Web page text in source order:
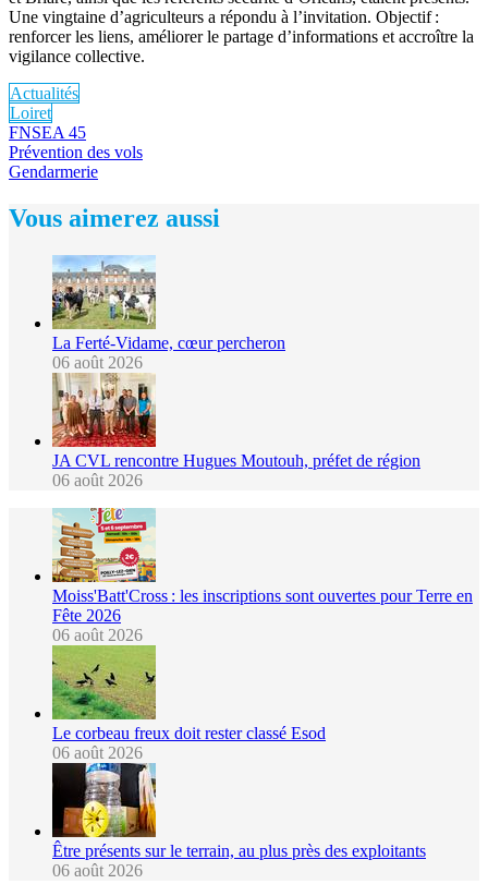
Une vingtaine d’agriculteurs a répondu à l’invitation. Objectif :
renforcer les liens, améliorer le partage d’informations et accroître la
vigilance collective.
Actualités
Loiret
FNSEA 45
Prévention des vols
Gendarmerie
Vous aimerez aussi
La Ferté-Vidame, cœur percheron
06 août 2026
JA CVL rencontre Hugues Moutouh, préfet de région
06 août 2026
Moiss'Batt'Cross : les inscriptions sont ouvertes pour Terre en
Fête 2026
06 août 2026
Le corbeau freux doit rester classé Esod
06 août 2026
Être présents sur le terrain, au plus près des exploitants
06 août 2026